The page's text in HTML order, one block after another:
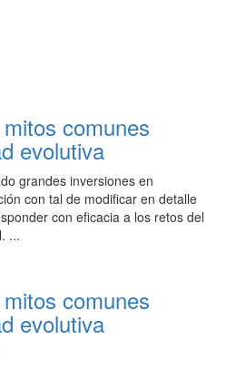
comunes
evolutiva
grandes inversiones en
con tal de modificar en detalle
con eficacia a los retos del
...
comunes
evolutiva